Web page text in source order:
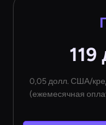
0,05 долл. США/
(ежемесячная